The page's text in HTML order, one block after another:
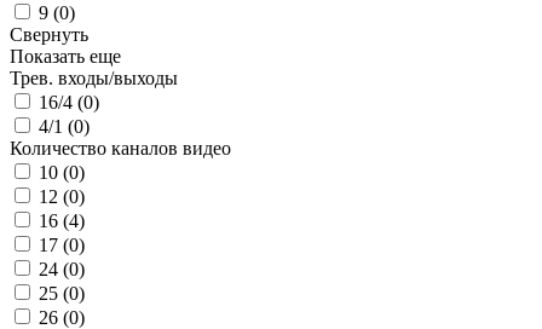
9 (0)
Свернуть
Показать еще
Трев. входы/выходы
16/4 (0)
4/1 (0)
Количество каналов видео
10 (0)
12 (0)
16 (4)
17 (0)
24 (0)
25 (0)
26 (0)